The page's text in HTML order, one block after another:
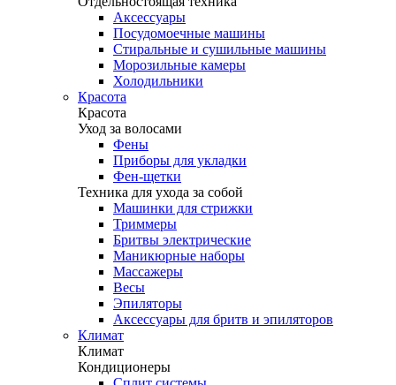
Аксессуары
Посудомоечные машины
Стиральные и сушильные машины
Морозильные камеры
Холодильники
Красота
Красота
Уход за волосами
Фены
Приборы для укладки
Фен-щетки
Техника для ухода за собой
Машинки для стрижки
Триммеры
Бритвы электрические
Маникюрные наборы
Массажеры
Весы
Эпиляторы
Аксессуары для бритв и эпиляторов
Климат
Климат
Кондиционеры